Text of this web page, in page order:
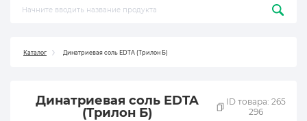
Каталог Динатриевая соль EDTA (Трилон Б)
Динатриевая соль EDTA
(Трилон Б)
ID товара: 265
296